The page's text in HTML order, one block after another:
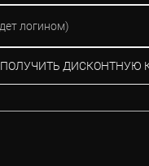
ПОЛУЧИТЬ ДИСКОНТНУЮ